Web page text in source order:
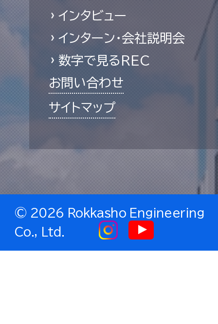
インタビュー
インターン・会社説明会
数字で見るREC
お問い合わせ
サイトマップ
© 2026 Rokkasho Engineering
Co., Ltd.